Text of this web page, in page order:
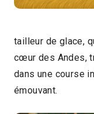
tailleur de glace,
cœur des Andes,
dans une course
émouvant.